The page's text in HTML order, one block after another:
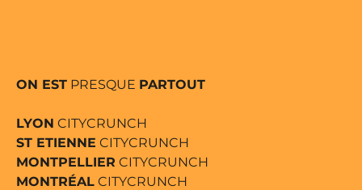
ON EST PRESQUE PARTOUT
LYON CITYCRUNCH
ST ETIENNE CITYCRUNCH
MONTPELLIER CITYCRUNCH
MONTRÉAL CITYCRUNCH